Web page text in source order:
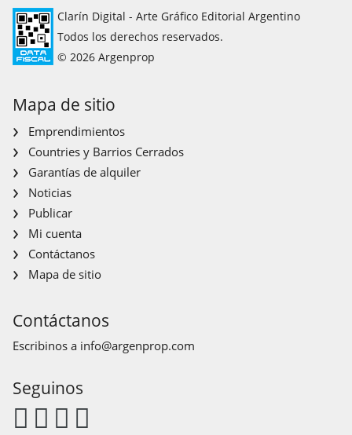
Clarín Digital - Arte Gráfico Editorial Argentino
Todos los derechos reservados.
© 2026 Argenprop
Mapa de sitio
Emprendimientos
Countries y Barrios Cerrados
Garantías de alquiler
Noticias
Publicar
Mi cuenta
Contáctanos
Mapa de sitio
Contáctanos
Escribinos a info@argenprop.com
Seguinos